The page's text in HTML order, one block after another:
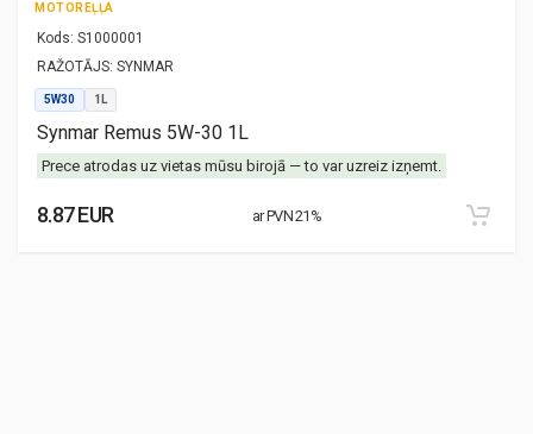
MOTOREĻĻA
Kods: S1000001
RAŽOTĀJS: SYNMAR
5W30 1L
Synmar Remus 5W-30 1L
Prece atrodas uz vietas mūsu birojā — to var uzreiz izņemt.
8.87 EUR ar PVN 21%